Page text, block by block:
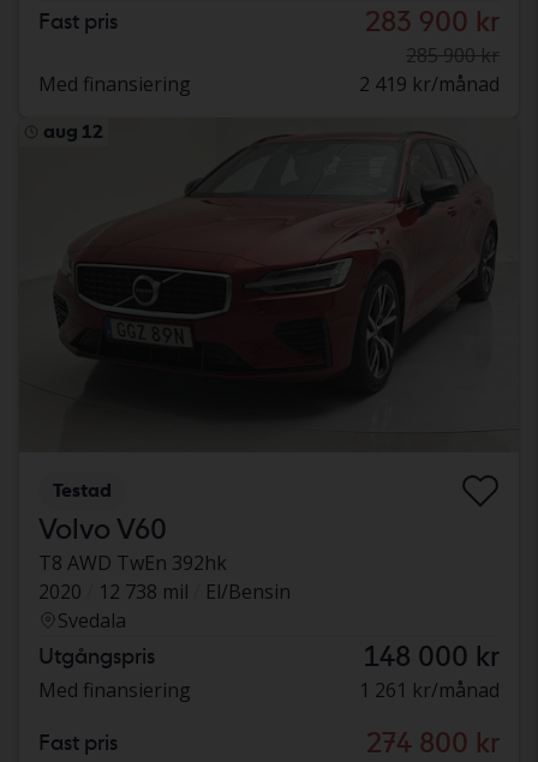
Fast pris 283 900 kr
285 900 kr
Med finansiering
2 419 kr/månad
aug 12
Testad
Volvo V60
T8 AWD TwEn 392hk
2020
12 738 mil
El/Bensin
Svedala
Utgångspris 148 000 kr
Med finansiering 1 261 kr/månad
Fast pris 274 800 kr